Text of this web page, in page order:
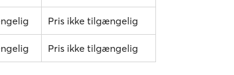
Pris ikke tilgængelig
Pris ikke tilgængelig